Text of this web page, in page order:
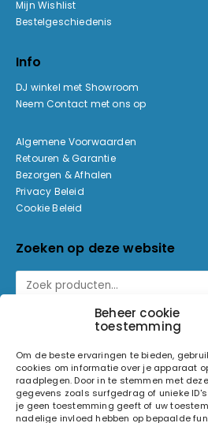
Beheer cookie
toestemming
Om de beste ervaringen te bieden,
cookies om informatie over je apparaat
raadplegen. Door in te stemmen met
gegevens zoals surfgedrag of unieke
je geen toestemming geeft of uw
nadelige invloed hebben op bepaalde
Mijn Wishlist
Bestelgeschiedenis
Info
DJ winkel met Showroom
Neem Contact met ons op
Algemene Voorwaarden
Retouren & Garantie
Bezorgen & Afhalen
Privacy Beleid
Cookie Beleid
Zoeken op deze website